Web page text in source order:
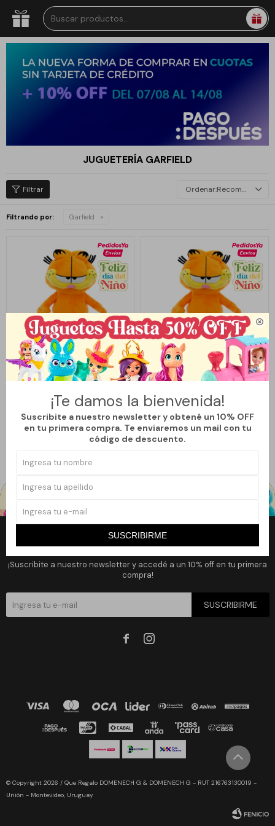

¡Te damos la bienvenida!
Suscribite a nuestro newsletter y obtené un 10% OFF
en tu primera compra. Te enviaremos un mail con tu
código de descuento.
SUSCRIBIRME
JUGUETERÍA GARFIELD
Recomendados
Filtrando por: Garfield
LlegaLUNES
PELUCHE GARFIELD CHICO
$ 789
LlegaLUNES
PELUCHE GARFIELD GRANDE
$ 1.769
Newsletter
¡Suscribite a nuestro newsletter y accedé a un 10% off en tu primera
compra!
SUSCRIBIRME
 
© Copyright 2026 / Que Regalo DOMENECH G & DOMENECH G - RUT 216763130019 -
Unión - Montevideo, Uruguay